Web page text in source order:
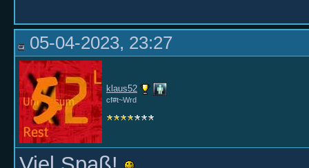
05-04-2023, 23:27
klaus52
cf#t~Wrd